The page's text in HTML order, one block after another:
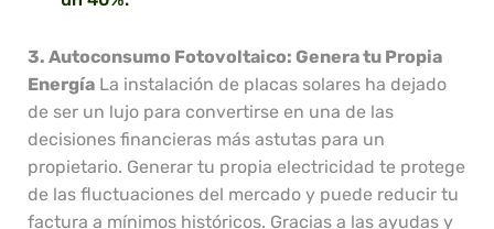
3. Autoconsumo Fotovoltaico: Genera tu Propia
Energía La instalación de placas solares ha dejado
de ser un lujo para convertirse en una de las
decisiones financieras más astutas para un
propietario. Generar tu propia electricidad te protege
de las fluctuaciones del mercado y puede reducir tu
factura a mínimos históricos. Gracias a las ayudas y